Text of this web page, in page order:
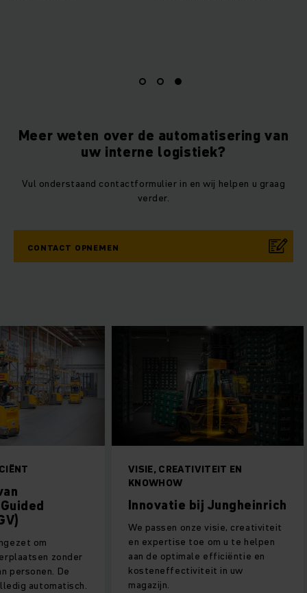
Meer weten over de automatisering van
uw interne logistiek?
Vul onderstaand contactformulier in en wij helpen u graag
verder.
CONTACT OPNEMEN
EFFICIËNT
van
Guided
(AGV)
ingezet om
te verplaatsen zonder
van personen. De
volledig automatisch.
VISIE, CREATIVITEIT EN
KNOWHOW
Innovatie bij
We passen onze visie,
en expertise toe om u te
aan de optimale efficiëntie en
kosteneffectiviteit in uw
magazijn.